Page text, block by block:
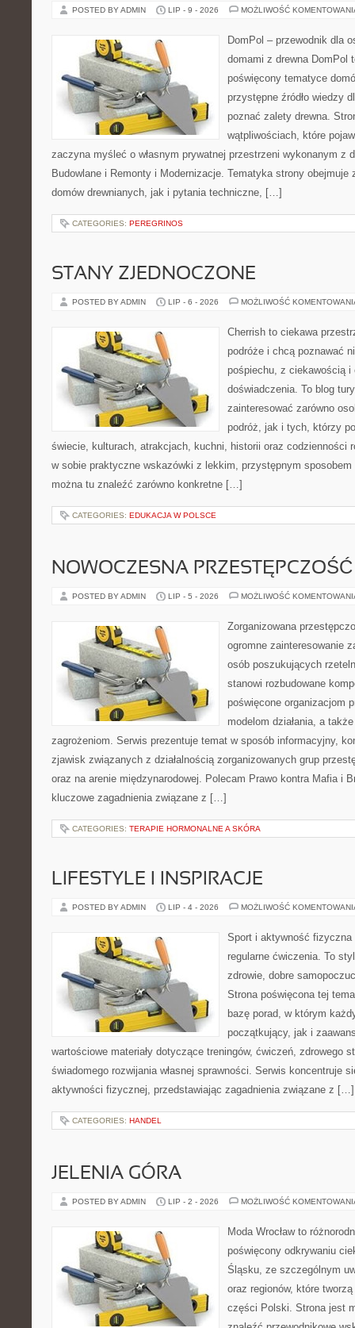
POSTED BY ADMIN LIP - 9 - 2026 MOŻLIWOŚĆ
DomPol – przewodnik dla
domami z drewna DomPol
poświęcony tematyce
przystępne źródło wiedzy
poznać zalety drewna.
wątpliwościach, które
zaczyna myśleć o własnym prywatnej przestrzeni wykonanym z
Budowlane i Remonty i Modernizacje. Tematyka strony obejmuje
domów drewnianych, jak i pytania techniczne, […]
CATEGORIES: PEREGRINOS
STANY ZJEDNOCZONE
POSTED BY ADMIN LIP - 6 - 2026 MOŻLIWOŚĆ
Cherrish to ciekawa
podróże i chcą poznawać
pośpiechu, z ciekawością i
doświadczenia. To blog
zainteresować zarówno
podróż, jak i tych, którzy
świecie, kulturach, atrakcjach, kuchni, historii oraz codzienności
w sobie praktyczne wskazówki z lekkim, przystępnym
można tu znaleźć zarówno konkretne […]
CATEGORIES: EDUKACJA W POLSCE
NOWOCZESNA PRZESTĘPCZOŚĆ
POSTED BY ADMIN LIP - 5 - 2026 MOŻLIWOŚĆ
Zorganizowana
ogromne zainteresowanie
osób poszukujących
stanowi rozbudowane
poświęcone organizacjom
modelom działania, a
zagrożeniom. Serwis prezentuje temat w sposób informacyjny,
zjawisk związanych z działalnością zorganizowanych grup
oraz na arenie międzynarodowej. Polecam Prawo kontra Mafia i
kluczowe zagadnienia związane z […]
CATEGORIES: TERAPIE HORMONALNE A SKÓRA
LIFESTYLE I INSPIRACJE
POSTED BY ADMIN LIP - 4 - 2026 MOŻLIWOŚĆ
Sport i aktywność
regularne ćwiczenia. To
zdrowie, dobre
Strona poświęcona tej
bazę porad, w którym
początkujący, jak i
wartościowe materiały dotyczące treningów, ćwiczeń, zdrowego
świadomego rozwijania własnej sprawności. Serwis koncentruje
aktywności fizycznej, przedstawiając zagadnienia związane z […]
CATEGORIES: HANDEL
JELENIA GÓRA
POSTED BY ADMIN LIP - 2 - 2026 MOŻLIWOŚĆ
Moda Wrocław to
poświęcony odkrywaniu
Śląsku, ze szczególnym
oraz regionów, które
części Polski. Strona jest